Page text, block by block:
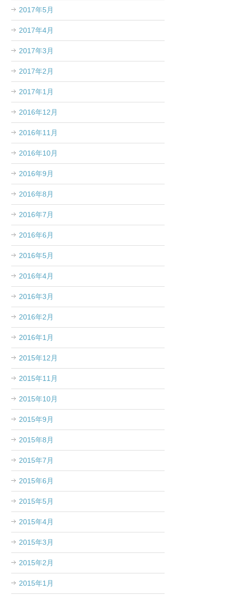
2017年5月
2017年4月
2017年3月
2017年2月
2017年1月
2016年12月
2016年11月
2016年10月
2016年9月
2016年8月
2016年7月
2016年6月
2016年5月
2016年4月
2016年3月
2016年2月
2016年1月
2015年12月
2015年11月
2015年10月
2015年9月
2015年8月
2015年7月
2015年6月
2015年5月
2015年4月
2015年3月
2015年2月
2015年1月